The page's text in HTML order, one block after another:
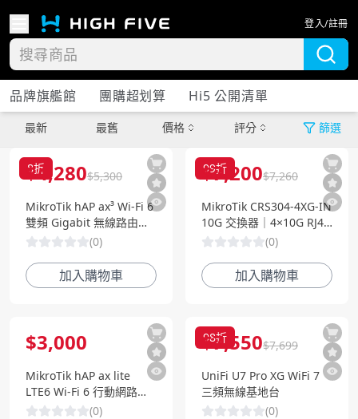
登入/註冊
品牌旗艦館 團購超划算 Hi5 公開清單
最新 最舊 價格 評分 篩選
網通設備
8折
$4,280$5,300
MikroTik hAP ax³ Wi-Fi 6
雙頻 Gigabit 無線路由器
｜高效能四核心｜5 埠網
(0)
加入購物車
99折
$7,200$7,260
MikroTik CRS304-4XG-IN
10G 交換器｜4×10G RJ45
｜L3 Lite｜企業級高速網
(0)
加入購物車
$3,000
MikroTik hAP ax lite
LTE6 Wi-Fi 6 行動網路路
由器｜LTE Cat6｜AX 無線
(0)
98折
$7,550$7,699
UniFi U7 Pro XG WiFi 7
三頻無線基地台
(0)